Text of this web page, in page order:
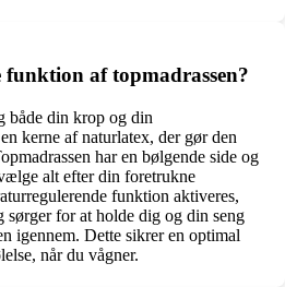
af topmadrassen?
både din krop og din
kerne af naturlatex, der gør den
har en bølgende side og
alt efter din foretrukne
funktion aktiveres,
sørger for at holde dig og din seng
igennem. Dette sikrer en optimal
når du vågner.